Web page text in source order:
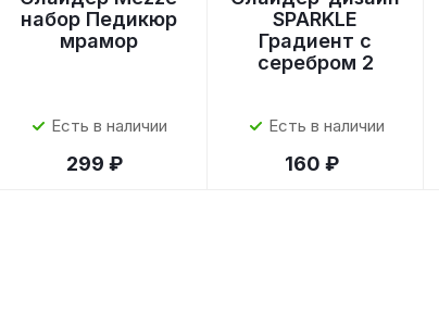
набор Педикюр
мрамор
Есть в наличии
299 ₽
SPARKLE
Градиент с
серебром 2
Есть в наличии
160 ₽